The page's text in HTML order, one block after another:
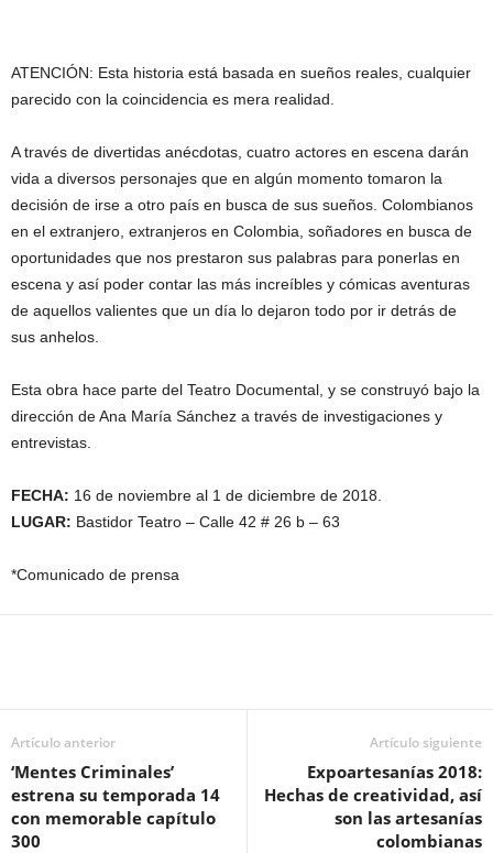
ATENCIÓN: Esta historia está basada en sueños reales, cualquier
parecido con la coincidencia es mera realidad.
A través de divertidas anécdotas, cuatro actores en escena darán
vida a diversos personajes que en algún momento tomaron la
decisión de irse a otro país en busca de sus sueños. Colombianos
en el extranjero, extranjeros en Colombia, soñadores en busca de
oportunidades que nos prestaron sus palabras para ponerlas en
escena y así poder contar las más increíbles y cómicas aventuras
de aquellos valientes que un día lo dejaron todo por ir detrás de
sus anhelos.
Esta obra hace parte del Teatro Documental, y se construyó bajo la
dirección de Ana María Sánchez a través de investigaciones y
entrevistas.
FECHA: 16 de noviembre al 1 de diciembre de 2018.
LUGAR: Bastidor Teatro – Calle 42 # 26 b – 63
*Comunicado de prensa
Artículo anterior
‘Mentes Criminales’
estrena su temporada 14
con memorable capítulo
300
Artículo siguiente
Expoartesanías 2018:
Hechas de creatividad, así
son las artesanías
colombianas